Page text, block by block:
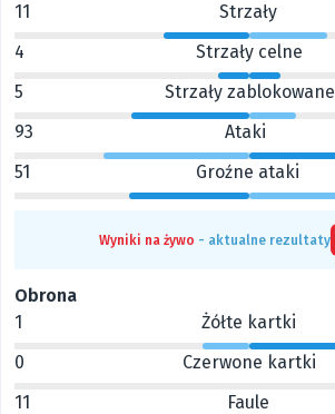
11
Strzały
4
Strzały celne
5
Strzały zablokowane
93
Ataki
51
Groźne ataki
Wyniki na żywo - aktualne rezultaty
Obrona
1
Żółte kartki
0
Czerwone kartki
11
Faule